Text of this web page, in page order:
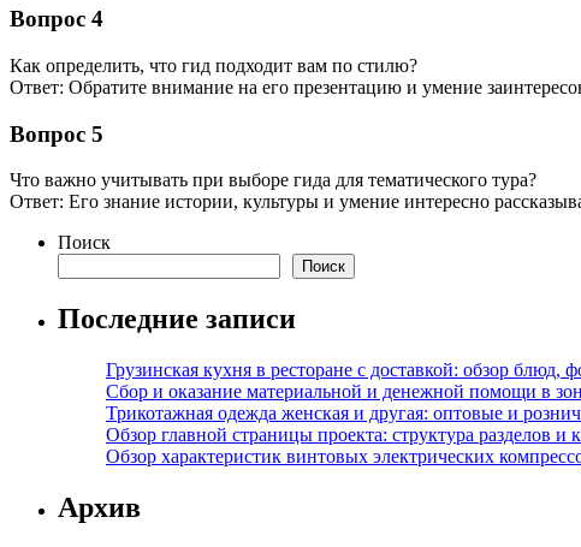
Вопрос 4
Как определить, что гид подходит вам по стилю?
Ответ: Обратите внимание на его презентацию и умение
Вопрос 5
Что важно учитывать при выборе гида для тематического тура?
Ответ: Его знание истории, культуры и умение интересно
Поиск
Поиск
Последние записи
Грузинская кухня в ресторане с доставкой: обзор
Сбор и оказание материальной и денежной помощи в
Трикотажная одежда женская и другая: оптовые и
Обзор главной страницы проекта: структура разделов
Обзор характеристик винтовых электрических
Архив